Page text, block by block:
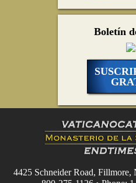
Boletín
4425 Schneider Road,